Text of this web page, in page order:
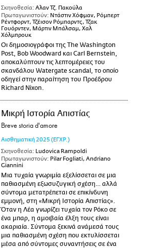
Σκηνοθεσία: Αλαν Τζ. Πακούλα
Πρωταγωνιστούν: Ντάστιν Χόφμαν, Ρόμπερτ
Ρέντφορντ, Τζέισον Ρόμπαρντς, Τζακ
Γουόρντεν, Μάρτιν Μπάλσαμ, Χαλ
Χόλμπρουκ
Οι δημοσιογράφοι της The Washington
Post, Bob Woodward και Carl Bernstein,
αποκαλύπτουν τις λεπτομέρειες του
σκανδάλου Watergate scandal, το οποίο
οδηγεί στην παραίτηση του Προέδρου
Richard Nixon.
Μικρή Ιστορία Απιστίας
Breve storia d'amore
Αισθηματική 2025 (ΕΓΧΡ.)
Σκηνοθεσία: Ludovica Rampoldi
Πρωταγωνιστούν: Pilar Fogliati, Andriano
Giannini
Μια τυχαία γνωριμία εξελίσσεται σε μια
παθιασμένη εξωσυζυγική σχέση… αλλά
σύντομα μετατρέπεται σε επικίνδυνη
εμμονή, στη «Μικρή Ιστορία Απιστίας».
Όταν η Λέα γνωρίζει τυχαία τον Ρόκο σε
ένα μπαρ, η αμοιβαία έλξη τους είναι
ακαριαία. Σύντομα ξεκινά ανάμεσά τους
μια παθιασμένη σχέση που εκτυλίσσεται
μέσα από σύντομες συναντήσεις σε ένα